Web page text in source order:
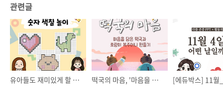
관련글
유아들도 재미있게 할 수 있는 숫자 색칠 놀이 떡국의 마음, '마음을 담은 떡국과 호랑이 복주머니 만들기'